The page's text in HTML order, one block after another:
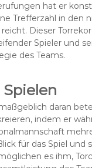
hat er
Trefferzahl in den
Dieser
Spieler und
des Teams.
daran
indem er
für das Spiel und
es ihm,